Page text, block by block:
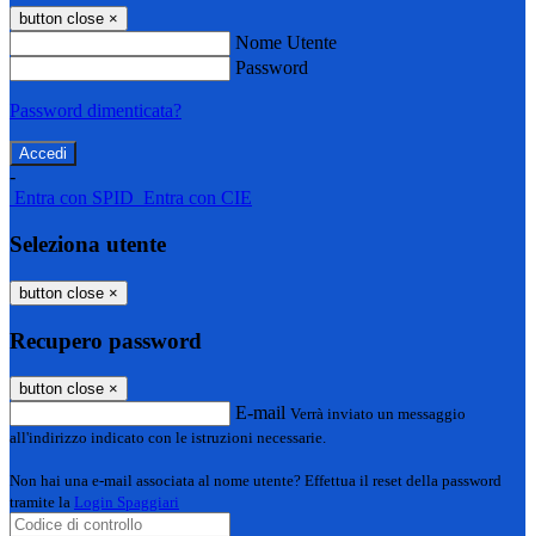
button close ×
Nome Utente
Password
Password dimenticata?
-
Entra con SPID Entra con CIE
Seleziona utente
button close ×
Recupero password
button close ×
E-mail Verrà inviato un messaggio
all'indirizzo indicato con le istruzioni necessarie.
Non hai una e-mail associata al nome utente? Effettua il reset della password
tramite la Login Spaggiari